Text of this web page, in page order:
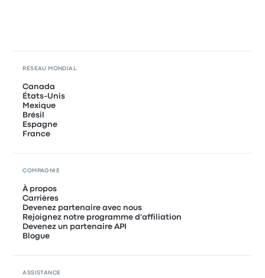
RÉSEAU MONDIAL
Canada
États-Unis
Mexique
Brésil
Espagne
France
COMPAGNIE
À propos
Carrières
Devenez partenaire avec nous
Rejoignez notre programme d'affiliation
Devenez un partenaire API
Blogue
ASSISTANCE